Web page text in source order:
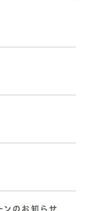
ンのお知らせ